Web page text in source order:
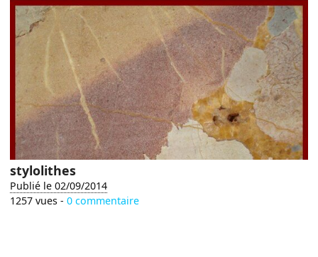
stylolithes
Publié le 02/09/2014
1257 vues -0 commentaire